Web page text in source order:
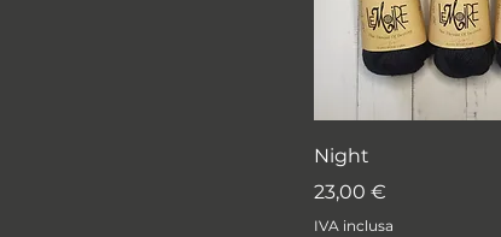
Night
Prezzo
23,00 €
IVA inclusa